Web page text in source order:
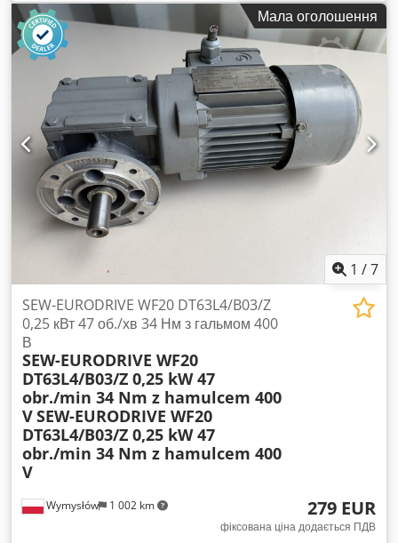
справний, протестований і готовий до роботи. Технічний і
візуальний стан – добрий. Присутні звичайні сліди
використання, що є наслідком експлуатації. Міцна
редукторна передача SEW-EURODRIVE забезпечує надійну
роботу і чудово підійде для конвеєрів, дозаторів,
пакувальних машин, виробничих ліній та інших
промислових застосувань. Технічні характеристики:
Виробник: SEW-EURODRIVE Тип: WF30DT63L4 Потужність
двигуна: 0,25 кВт Живлення: 3× 230Δ / 400Y В Швидкість
двигуна: 1300 об/хв Вихідна швидкість: 47 об/хв Крутний
момент: 33 Нм Режим роботи: S1 Струм: 1,19 / 0,68 А
Частота: 50 Гц Коефіцієнт потужності: cos φ 0,81 Cedpfx
Ajznw Ewjmvorf Ступінь захисту: IP54 Клас ізоляції: B
Мала оголошення
1 /7
Wymysłów 1 002 km
SEW-EURODRIVE WF20 DT63L4/B03/Z
0,25 кВт 47 об./хв 34 Нм з гальмом 400
В
SEW-EURODRIVE WF20
DT63L4/B03/Z 0,25 kW 47
obr./min 34 Nm z hamulcem 400
VSEW-EURODRIVE WF20
DT63L4/B03/Z 0,25 kW 47
obr./min 34 Nm z hamulcem 400
V
279 EUR
фіксована ціна додається ПДВ